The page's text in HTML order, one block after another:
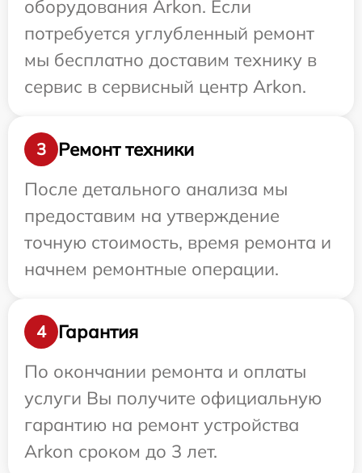
оборудования Arkon. Если
потребуется углубленный ремонт
мы бесплатно доставим технику в
сервис в сервисный центр Arkon.
3
Ремонт техники
После детального анализа мы
предоставим на утверждение
точную стоимость, время ремонта и
начнем ремонтные операции.
4
Гарантия
По окончании ремонта и оплаты
услуги Вы получите официальную
гарантию на ремонт устройства
Arkon сроком до 3 лет.